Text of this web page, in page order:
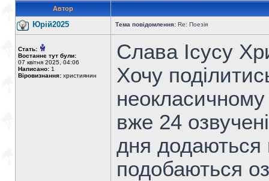
Автор
Юрій2025 Тема повідомлення: Re: Поезія
Стать:
Востаннє тут були:
07 квітня 2025, 04:06
Написано: 1
Віровизнання: християнин
Слава Ісусу
Хочу
вже 24
дня додаються
подобаються